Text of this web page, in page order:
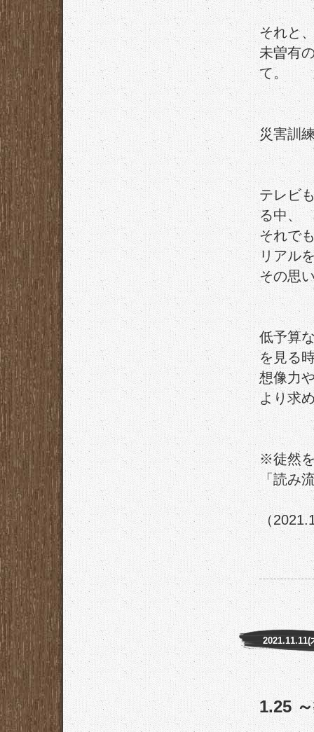
それと
未曽有
て。
災害訓
テレビ
る中、
それで
リアル
その思
低予算
を見る
想像力
より求
※徒然
「読み
（
2021.11.11(
1.25